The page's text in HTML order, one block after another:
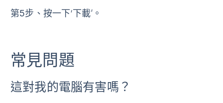
第5步 、按一下‘下載’。
常見問題
這對我的電腦有害嗎？